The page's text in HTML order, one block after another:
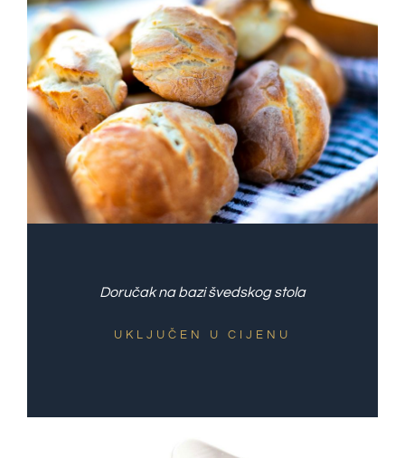
Doručak na bazi švedskog stola
UKLJUČEN U CIJENU